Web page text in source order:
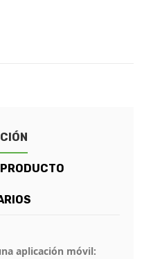
aplicación móvil: